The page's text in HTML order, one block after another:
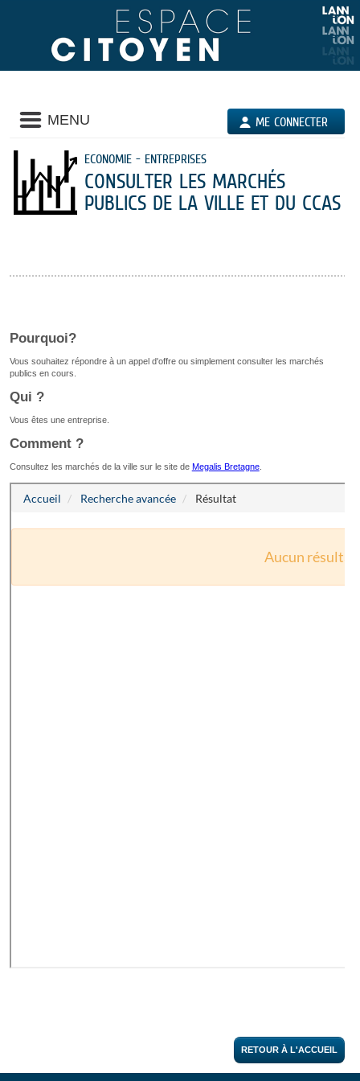
Liste
des
MENU ME CONNECTER
ECONOMIE - ENTREPRISES
CONSULTER LES MARCHÉS
PUBLICS DE LA VILLE ET DU CCAS
RETOUR À L'ACCUEIL